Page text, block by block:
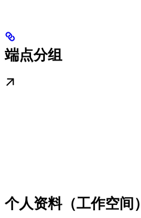
端点分组
个人资料（工作空间）